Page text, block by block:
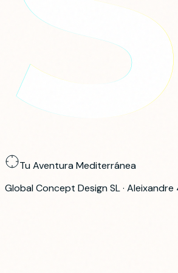
Tu Aventura Mediterránea
Global Concept Design SL ·